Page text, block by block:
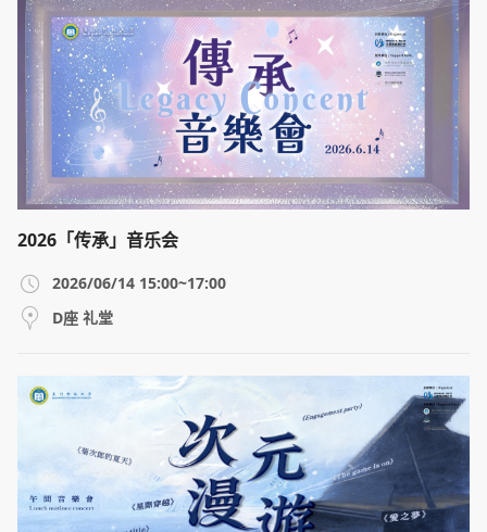
2026「传承」音乐会
2026/06/14 15:00~17:00
D座 礼堂